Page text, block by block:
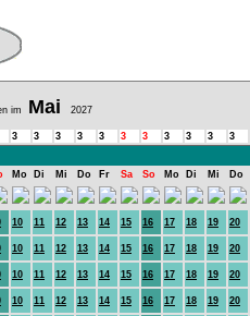
im Mai 2027
3 3 3 3 3 3 3 3 3 3 3
Mo Di Mi Do Fr Sa So Mo Di Mi Do
10 11 12 13 14 15 16 17 18 19 20
10 11 12 13 14 15 16 17 18 19 20
10 11 12 13 14 15 16 17 18 19 20
10 11 12 13 14 15 16 17 18 19 20